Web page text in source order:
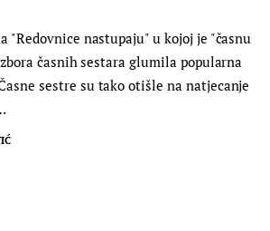
"Redovnice nastupaju" u kojoj je "časnu
časnih sestara glumila popularna
sestre su tako otišle na natjecanje